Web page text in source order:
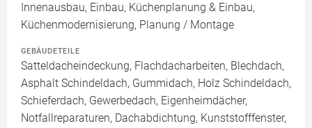
Innenausbau, Einbau, Küchenplanung & Einbau,
Küchenmodernisierung, Planung / Montage
GEBÄUDETEILE
Satteldacheindeckung, Flachdacharbeiten, Blechdach,
Asphalt Schindeldach, Gummidach, Holz Schindeldach,
Schieferdach, Gewerbedach, Eigenheimdächer,
Notfallreparaturen, Dachabdichtung, Kunststofffenster,